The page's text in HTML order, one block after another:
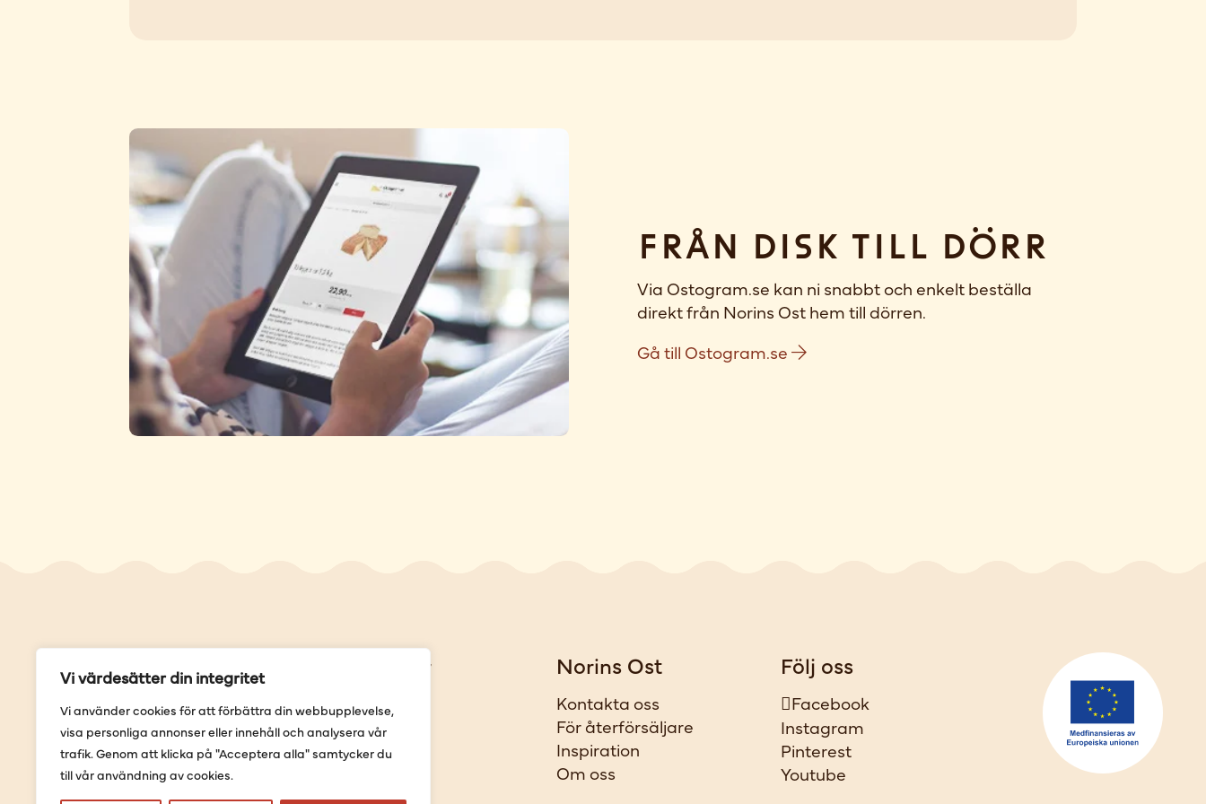
Vi värdesätter din integritet
Vi använder cookies för att förbättra din webbupplevelse,
visa personliga annonser eller innehåll och analysera vår
trafik. Genom att klicka på "Acceptera alla" samtycker du
till vår användning av cookies.
Från disk till dörr
Via Ostogram.se kan ni snabbt och enkelt beställa
direkt från Norins Ost hem till dörren.
Gå till Ostogram.se
Genvägar
Våra butiker
Sortiment
Provningar
Norins Ost
Kontakta oss
För återförsäljare
Inspiration
Om oss
Följ oss
Facebook
Instagram
Pinterest
Youtube